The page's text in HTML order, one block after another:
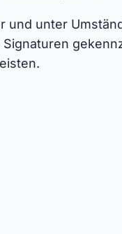
und unter